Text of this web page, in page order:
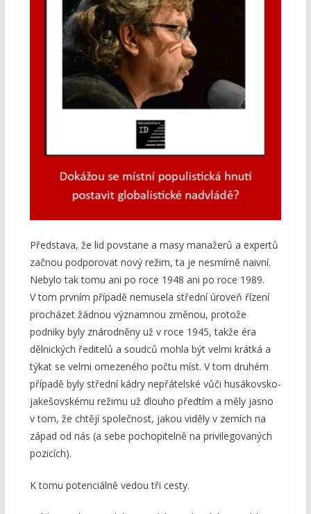
Představa, že lid povstane a masy manažerů a expertů
začnou podporovat nový režim, ta je nesmírně naivní.
Nebylo tak tomu ani po roce 1948 ani po roce 1989.
V tom prvním případě nemusela střední úroveň řízení
procházet žádnou významnou změnou, protože
podniky byly znárodněny už v roce 1945, takže éra
dělnických ředitelů a soudců mohla být velmi krátká a
týkat se velmi omezeného počtu míst. V tom druhém
případě byly střední kádry nepřátelské vůči husákovsko-
jakešovskému režimu už dlouho předtím a měly jasno
v tom, že chtějí společnost, jakou viděly v zemích na
západ od nás (a sebe pochopitelně na privilegovaných
pozicích).
K tomu potenciálně vedou tři cesty.